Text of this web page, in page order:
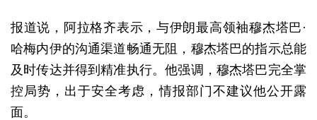
报道说，阿拉格齐表示，与伊朗最高领袖穆杰塔巴·
哈梅内伊的沟通渠道畅通无阻，穆杰塔巴的指示总能
及时传达并得到精准执行。他强调，穆杰塔巴完全掌
控局势，出于安全考虑，情报部门不建议他公开露
面。